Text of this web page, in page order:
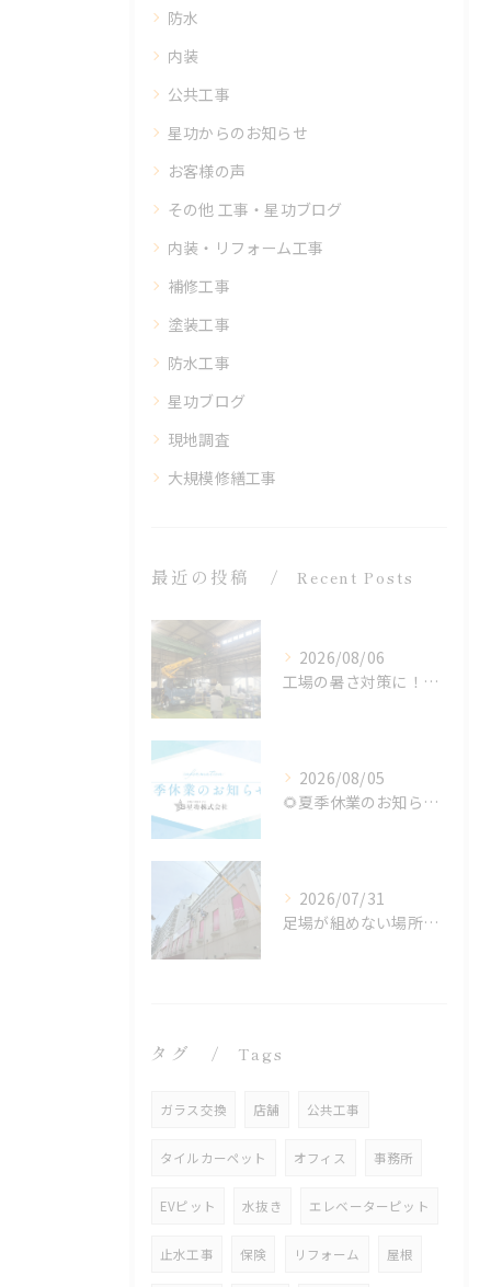
防水
内装
公共工事
星功からのお知らせ
お客様の声
その他 工事・星功ブログ
内装・リフォーム工事
補修工事
塗装工事
防水工事
星功ブログ
現地調査
大規模修繕工事
最近の投稿 Recent Posts
2026/08/06
工場の暑さ対策に！遮熱塗料「アドクールAQUA」施工前の温度測定を設置
2026/08/05
🌻夏季休業のお知らせ🌻
2026/07/31
足場が組めない場所でも施工可能！ロープアクセス工法の特徴と対応できる工事
タグ Tags
ガラス交換 店舗 公共工事
タイルカーペット オフィス 事務所
EVピット 水抜き エレベーターピット
止水工事 保険 リフォーム 屋根